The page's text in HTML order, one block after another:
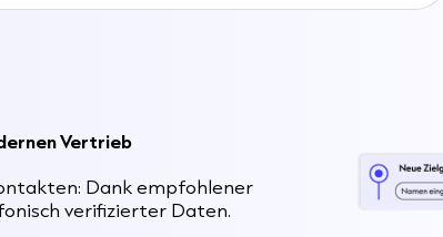
Vertrieb
Dank empfohlener
verifizierter Daten.